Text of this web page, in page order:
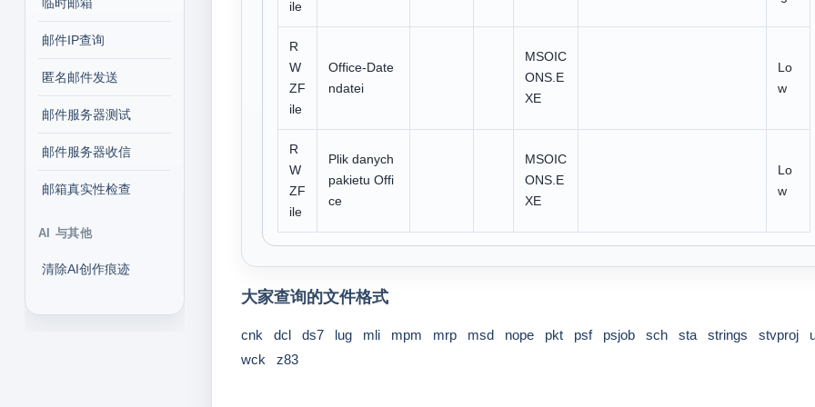
邮件IP查询
匿名邮件发送
邮件服务器测试
邮件服务器收信
邮箱真实性检查
AI 与其他
清除AI创作痕迹
ile
R
W
ZF
ile
Office-Date
ndatei
MSOIC
ONS.E
XE
Lo
w
R
W
ZF
ile
Plik danych
pakietu Offi
ce
MSOIC
ONS.E
XE
Lo
w
大家查询的文件格式
cnk dcl ds7 lug mli mpm mrp msd nope pkt psf psjob sch sta strings stvproj
wck
z83